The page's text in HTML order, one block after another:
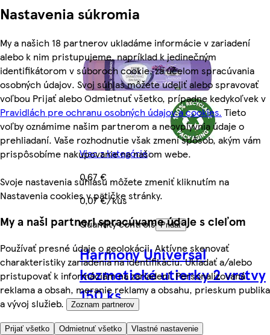
Nastavenia súkromia
My a našich 18 partnerov ukladáme informácie v zariadení
alebo k nim pristupujeme, napríklad k jedinečným
identifikátorom v súboroch cookie, za účelom spracúvania
osobných údajov. Svoj súhlas môžete udeliť alebo spravovať
voľbou Prijať alebo Odmietnuť všetko, prípadne kedykoľvek v
Pravidlách pre ochranu osobných údajov a cookies. Tieto
voľby oznámime našim partnerom a neovplyvnia údaje o
prehliadaní. Vaše rozhodnutie však zmení spôsob, akým vám
prispôsobíme nakupovanie na našom webe.
Svoje nastavenia súhlasu môžete zmeniť kliknutím na
Nastavenia cookies v pätičke stránky.
My a naši partneri spracúvame údaje s cieľom
Používať presné údaje o geolokácii. Aktívne skenovať
charakteristiky zariadenia na identifikáciu. Ukladať a/alebo
pristupovať k informáciám na zariadení. Personalizovaná
reklama a obsah, meranie reklamy a obsahu, prieskum publika
a vývoj služieb.
Zoznam partnerov
Prijať všetko Odmietnuť všetko Vlastné nastavenie
Viac z kategórie
0,67 €
0,07 €/kus
Quantity controls Pridať
Harmony Universal
kozmetické utierky 2 vrstvy
150 ks